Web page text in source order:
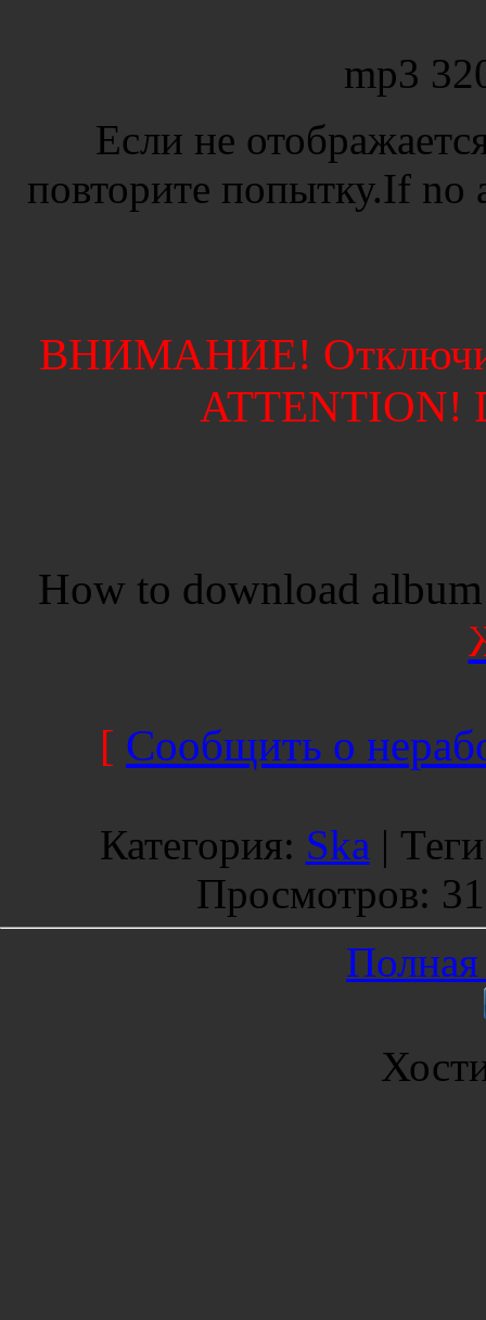
mp3
Если не
повторите попытку.If
ВНИМАНИЕ!
ATTENTION!
How to download
[ Сообщить о
Категория: Ska | Теги
Просмотров:
Полная